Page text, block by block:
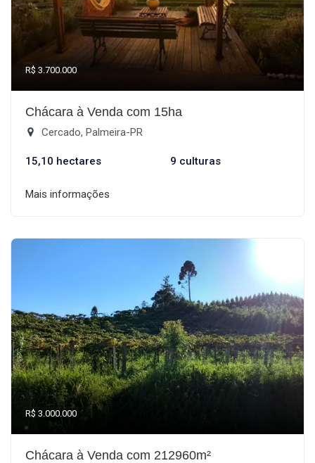
R$ 3.700.000
Chácara à Venda com 15ha
Cercado, Palmeira-PR
15,10 hectares 9 culturas
Mais informações
R$ 3.000.000
Chácara à Venda com 212960m²